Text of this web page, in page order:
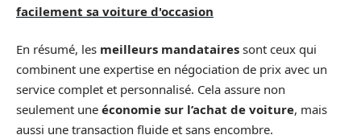
facilement sa voiture d'occasion
En résumé, les meilleurs mandataires sont ceux qui
combinent une expertise en négociation de prix avec un
service complet et personnalisé. Cela assure non
seulement une économie sur l’achat de voiture, mais
aussi une transaction fluide et sans encombre.